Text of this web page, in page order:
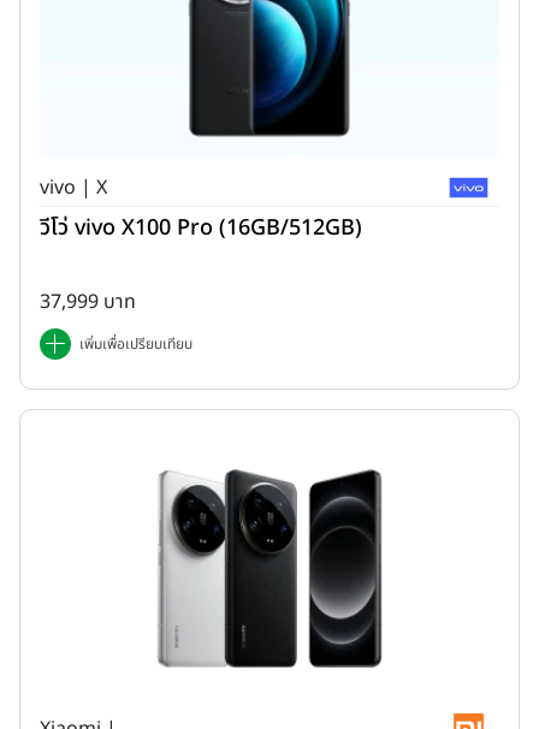
vivo | X
วีโว่ vivo X100 Pro (16GB/512GB)
37,999 บาท
เพิ่มเพื่อเปรียบเทียบ